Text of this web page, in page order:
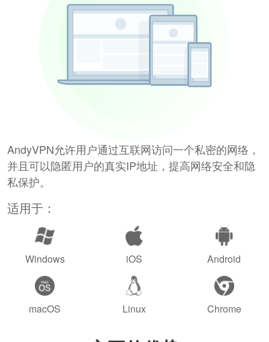
AndyVPN允许用户通过互联网访问一个私密的网络，
并且可以隐匿用户的真实IP地址，提高网络安全和隐
私保护。
适用于：
Windows iOS Android
macOS Linux Chrome